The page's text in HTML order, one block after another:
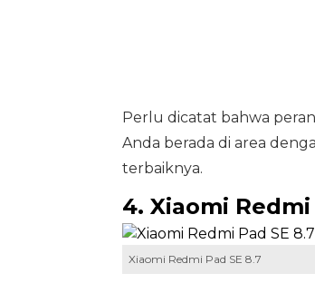
Perlu dicatat bahwa
Anda berada di area
terbaiknya.
4. Xiaomi Redmi
Xiaomi Redmi Pad SE 8.7